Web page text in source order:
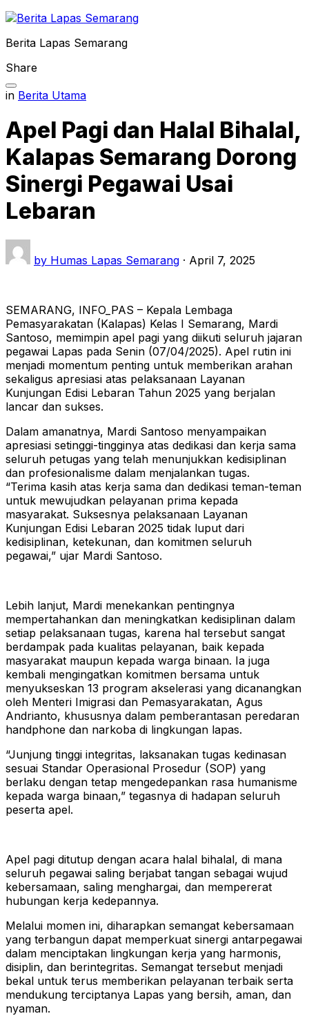
Skip
content
Berita Lapas Semarang
Share
in Berita Utama
Apel Pagi dan Halal Bihalal,
Kalapas Semarang Dorong
Sinergi Pegawai Usai
Lebaran
by Humas Lapas Semarang · April 7, 2025
SEMARANG, INFO_PAS – Kepala Lembaga
Pemasyarakatan (Kalapas) Kelas I Semarang, Mardi
Santoso, memimpin apel pagi yang diikuti seluruh jajaran
pegawai Lapas pada Senin (07/04/2025). Apel rutin ini
menjadi momentum penting untuk memberikan arahan
sekaligus apresiasi atas pelaksanaan Layanan
Kunjungan Edisi Lebaran Tahun 2025 yang berjalan
lancar dan sukses.
Dalam amanatnya, Mardi Santoso menyampaikan
apresiasi setinggi-tingginya atas dedikasi dan kerja sama
seluruh petugas yang telah menunjukkan kedisiplinan
dan profesionalisme dalam menjalankan tugas.
“Terima kasih atas kerja sama dan dedikasi teman-teman
untuk mewujudkan pelayanan prima kepada
masyarakat. Suksesnya pelaksanaan Layanan
Kunjungan Edisi Lebaran 2025 tidak luput dari
kedisiplinan, ketekunan, dan komitmen seluruh
pegawai,” ujar Mardi Santoso.
Lebih lanjut, Mardi menekankan pentingnya
mempertahankan dan meningkatkan kedisiplinan dalam
setiap pelaksanaan tugas, karena hal tersebut sangat
berdampak pada kualitas pelayanan, baik kepada
masyarakat maupun kepada warga binaan. Ia juga
kembali mengingatkan komitmen bersama untuk
menyukseskan 13 program akselerasi yang dicanangkan
oleh Menteri Imigrasi dan Pemasyarakatan, Agus
Andrianto, khususnya dalam pemberantasan peredaran
handphone dan narkoba di lingkungan lapas.
“Junjung tinggi integritas, laksanakan tugas kedinasan
sesuai Standar Operasional Prosedur (SOP) yang
berlaku dengan tetap mengedepankan rasa humanisme
kepada warga binaan,” tegasnya di hadapan seluruh
peserta apel.
Apel pagi ditutup dengan acara halal bihalal, di mana
seluruh pegawai saling berjabat tangan sebagai wujud
kebersamaan, saling menghargai, dan mempererat
hubungan kerja kedepannya.
Melalui momen ini, diharapkan semangat kebersamaan
yang terbangun dapat memperkuat sinergi antarpegawai
dalam menciptakan lingkungan kerja yang harmonis,
disiplin, dan berintegritas. Semangat tersebut menjadi
bekal untuk terus memberikan pelayanan terbaik serta
mendukung terciptanya Lapas yang bersih, aman, dan
nyaman.